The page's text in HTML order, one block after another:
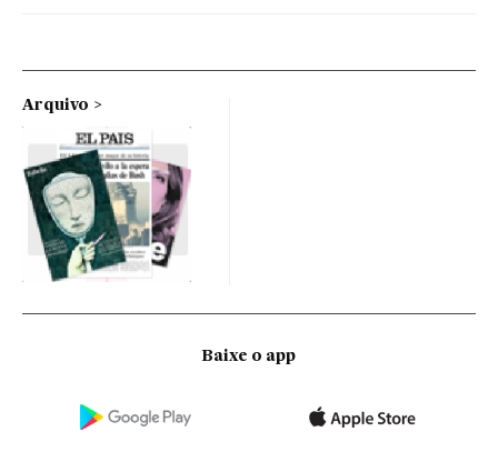
Arquivo
Baixe o app